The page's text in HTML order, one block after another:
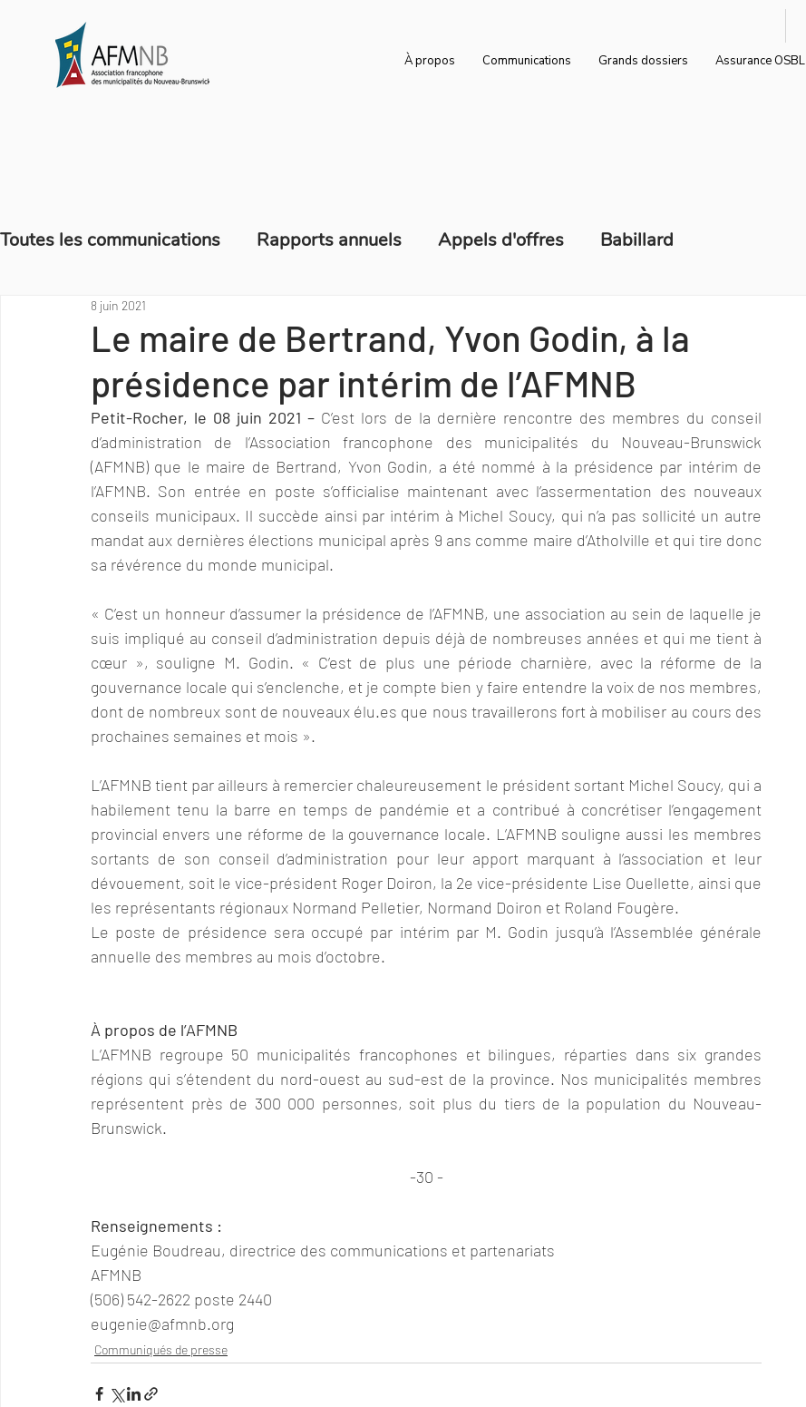
À propos Communications Grands dossiers Assurance OSBL
Toutes les communications Rapports annuels Appels d'offres Babillard
Blogue - Ça mange quoi en hiver?
Mémoires
Le maire de Bertrand, Yvon Godin, à la
présidence par intérim de l’AFMNB
8 juin 2021
Petit-Rocher, le 08 juin 2021 – C’est lors de la dernière rencontre des membres du conseil
d’administration de l’Association francophone des municipalités du Nouveau-Brunswick
(AFMNB) que le maire de Bertrand, Yvon Godin, a été nommé à la présidence par intérim de
l’AFMNB. Son entrée en poste s’officialise maintenant avec l’assermentation des nouveaux
conseils municipaux. Il succède ainsi par intérim à Michel Soucy, qui n’a pas sollicité un autre
mandat aux dernières élections municipal après 9 ans comme maire d’Atholville et qui tire donc
sa révérence du monde municipal.
« C’est un honneur d’assumer la présidence de l’AFMNB, une association au sein de laquelle je
suis impliqué au conseil d’administration depuis déjà de nombreuses années et qui me tient à
cœur », souligne M. Godin. « C’est de plus une période charnière, avec la réforme de la
gouvernance locale qui s’enclenche, et je compte bien y faire entendre la voix de nos membres,
dont de nombreux sont de nouveaux élu.es que nous travaillerons fort à mobiliser au cours des
prochaines semaines et mois ».
L’AFMNB tient par ailleurs à remercier chaleureusement le président sortant Michel Soucy, qui a
habilement tenu la barre en temps de pandémie et a contribué à concrétiser l’engagement
provincial envers une réforme de la gouvernance locale. L’AFMNB souligne aussi les membres
sortants de son conseil d’administration pour leur apport marquant à l’association et leur
dévouement, soit le vice-président Roger Doiron, la 2e vice-présidente Lise Ouellette, ainsi que
les représentants régionaux Normand Pelletier, Normand Doiron et Roland Fougère.
Le poste de présidence sera occupé par intérim par M. Godin jusqu’à l’Assemblée générale
annuelle des membres au mois d’octobre.
À propos de l’AFMNB
L’AFMNB regroupe 50 municipalités francophones et bilingues, réparties dans six grandes
régions qui s’étendent du nord-ouest au sud-est de la province. Nos municipalités membres
représentent près de 300 000 personnes, soit plus du tiers de la population du Nouveau-
Brunswick.
-30 -
Renseignements :
Eugénie Boudreau, directrice des communications et partenariats
AFMNB
(506) 542-2622 poste 2440
eugenie@afmnb.org
Communiqués de presse